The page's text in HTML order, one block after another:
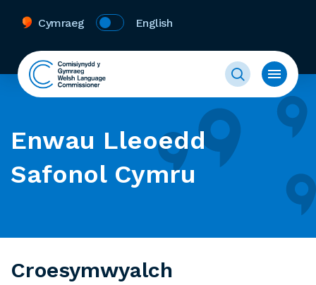
Cymraeg English
Enwau Lleoedd
Safonol Cymru
Croesymwyalch